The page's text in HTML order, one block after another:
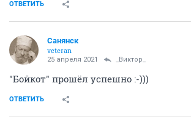
ОТВЕТИТЬ
Санянск
veteran
25 апреля 2021 _Виктор_
"Бойкот" прошёл успешно :-)))
ОТВЕТИТЬ